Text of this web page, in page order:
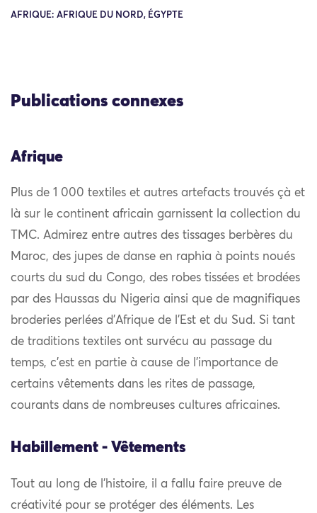
AFRIQUE: AFRIQUE DU NORD, ÉGYPTE
Publications connexes
Afrique
Plus de 1 000 textiles et autres artefacts trouvés çà et
là sur le continent africain garnissent la collection du
TMC. Admirez entre autres des tissages berbères du
Maroc, des jupes de danse en raphia à points noués
courts du sud du Congo, des robes tissées et brodées
par des Haussas du Nigeria ainsi que de magnifiques
broderies perlées d’Afrique de l’Est et du Sud. Si tant
de traditions textiles ont survécu au passage du
temps, c’est en partie à cause de l’importance de
certains vêtements dans les rites de passage,
courants dans de nombreuses cultures africaines.
Habillement - Vêtements
Tout au long de l’histoire, il a fallu faire preuve de
créativité pour se protéger des éléments. Les